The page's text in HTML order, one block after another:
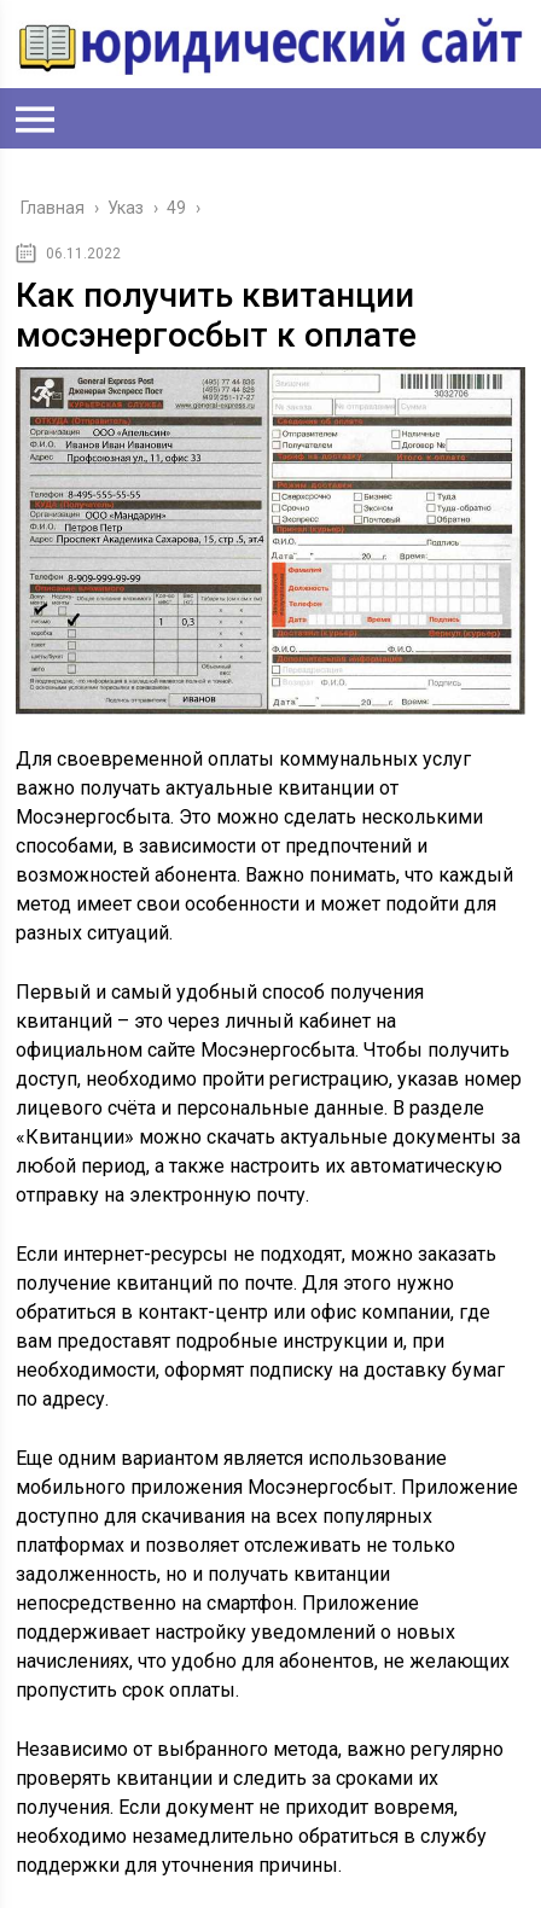
Главная › Указ › 49 ›
06.11.2022
Как получить квитанции
мосэнергосбыт к оплате
Для своевременной оплаты коммунальных услуг
важно получать актуальные квитанции от
Мосэнергосбыта. Это можно сделать несколькими
способами, в зависимости от предпочтений и
возможностей абонента. Важно понимать, что каждый
метод имеет свои особенности и может подойти для
разных ситуаций.
Первый и самый удобный способ получения
квитанций – это через личный кабинет на
официальном сайте Мосэнергосбыта. Чтобы получить
доступ, необходимо пройти регистрацию, указав номер
лицевого счёта и персональные данные. В разделе
«Квитанции» можно скачать актуальные документы за
любой период, а также настроить их автоматическую
отправку на электронную почту.
Если интернет-ресурсы не подходят, можно заказать
получение квитанций по почте. Для этого нужно
обратиться в контакт-центр или офис компании, где
вам предоставят подробные инструкции и, при
необходимости, оформят подписку на доставку бумаг
по адресу.
Еще одним вариантом является использование
мобильного приложения Мосэнергосбыт. Приложение
доступно для скачивания на всех популярных
платформах и позволяет отслеживать не только
задолженность, но и получать квитанции
непосредственно на смартфон. Приложение
поддерживает настройку уведомлений о новых
начислениях, что удобно для абонентов, не желающих
пропустить срок оплаты.
Независимо от выбранного метода, важно регулярно
проверять квитанции и следить за сроками их
получения. Если документ не приходит вовремя,
необходимо незамедлительно обратиться в службу
поддержки для уточнения причины.